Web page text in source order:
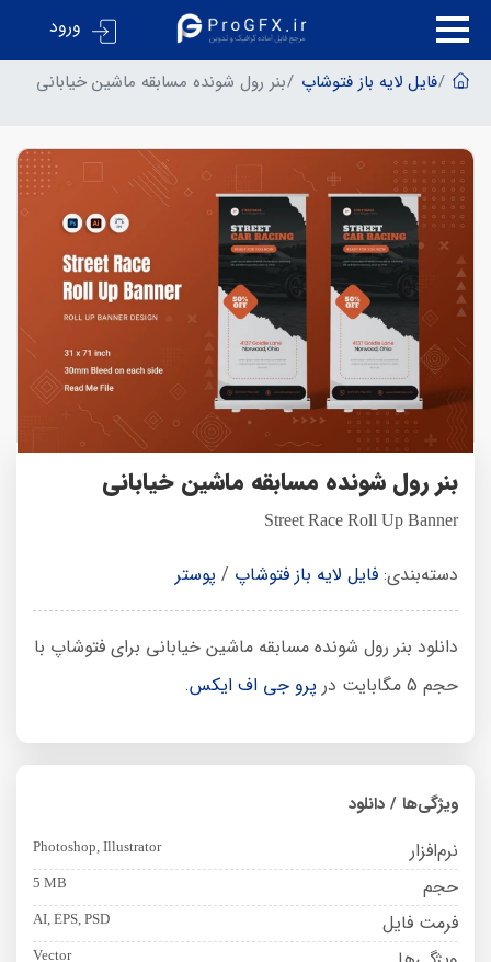
ورود
فایل لایه باز فتوشاپ بنر رول شونده مسابقه ماشین خیابانی
بنر رول شونده مسابقه ماشین خیابانی
Street Race Roll Up Banner
دسته‌بندی: فایل لایه باز فتوشاپ / پوستر
دانلود بنر رول شونده مسابقه ماشین خیابانی برای فتوشاپ با
حجم 5 مگابایت در
پرو جی اف ایکس.
ویژگی‌ها / دانلود
نرم‌افزار Photoshop, Illustrator
حجم 5 MB
فرمت فایل AI, EPS, PSD
Vector